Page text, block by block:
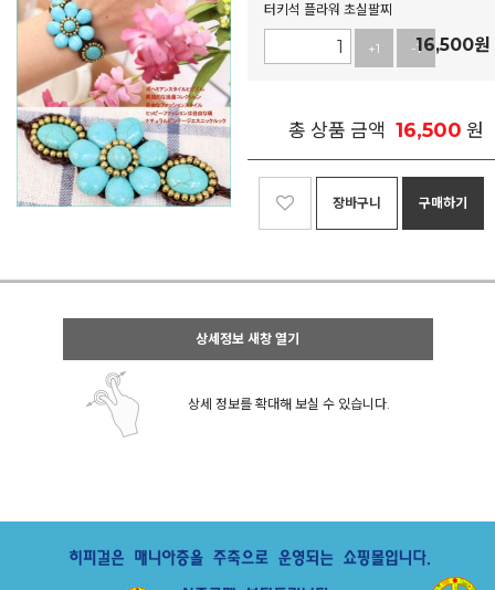
터키석 플라워 초실팔찌
+1 -116,500원
총 상품 금액 16,500 원
장바구니 구매하기
상세정보 새창 열기
상세 정보를 확대해 보실 수 있습니다.